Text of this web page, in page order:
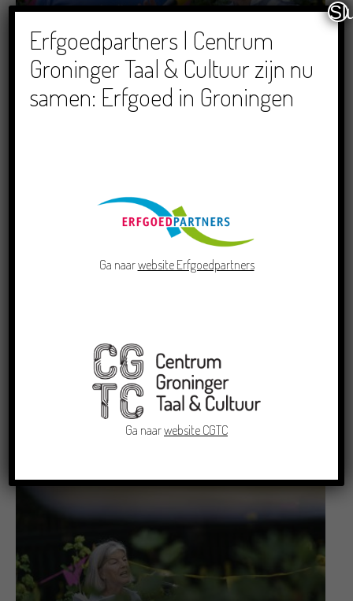
Ommaans
29/06/2026
Crowdfunding voor bijzonder kinderboek met
Groningse liedjes en verhalen
Grensoverschrijdende uitwisseling in Oldenburg
rond het Gronings en Platduits
Erfgoedpartners | Centrum
Groninger Taal & Cultuur zijn nu
samen: Erfgoed in Groningen
Ga naarwebsite Erfgoedpartners
Ga naarwebsite CGTC